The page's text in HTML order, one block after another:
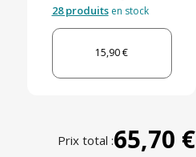
28 produitsen stock
15,90 €
Prix total :65,70 €